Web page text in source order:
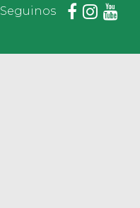
Seguinos